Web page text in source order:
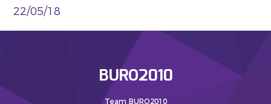
22/05/18
BURO2010
Team BURO2010